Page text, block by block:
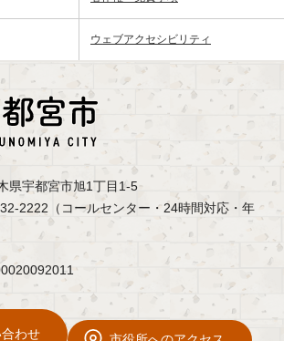
ウェブアクセシビリティ
宇都宮市旭1丁目1-5
2222（コールセンター・24時間対応・年
わせ